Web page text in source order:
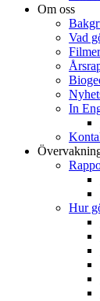
Om oss
Vad
Filmer
In
Hur